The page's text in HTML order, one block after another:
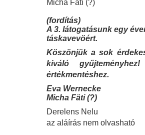
Micha Fäti (?)
(fordítás)
A 3. látogatásunk egy
táskavevöért.
Köszönjük a sok
kiváló
értékmentéshez.
Eva Wernecke
Micha Fäti (?)
Derelens Nelu
az aláírás nem olvasható